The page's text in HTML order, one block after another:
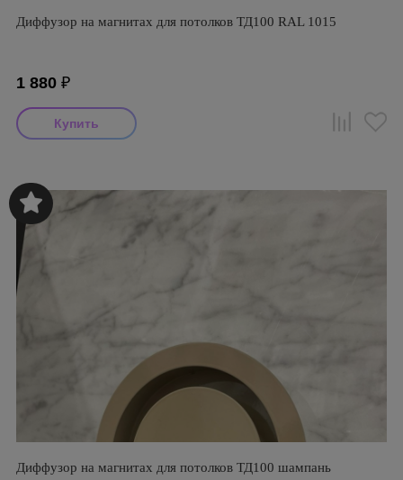
Диффузор на магнитах для потолков ТД100 RAL 1015
1 880 ₽
Диффузор на магнитах для потолков ТД100 шампань